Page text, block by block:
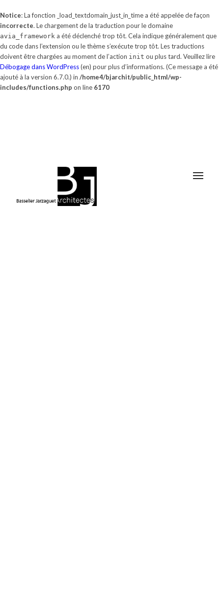
Notice: La fonction _load_textdomain_just_in_time a été appelée de façon
incorrecte. Le chargement de la traduction pour le domaine
avia_framework a été déclenché trop tôt. Cela indique généralement que
du code dans l’extension ou le thème s’exécute trop tôt. Les traductions
doivent être chargées au moment de l’action init ou plus tard. Veuillez lire
Débogage dans WordPress(en) pour plus d’informations. (Ce message a été
ajouté à la version 6.7.0.) in /home4/bjarchit/public_html/wp-
includes/functions.php on line 6170